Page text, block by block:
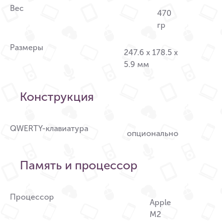
Вес
470
гр
Размеры
247.6 x 178.5 x
5.9 мм
Конструкция
QWERTY-клавиатура
опционально
Память и процессор
Процессор
Apple
M2